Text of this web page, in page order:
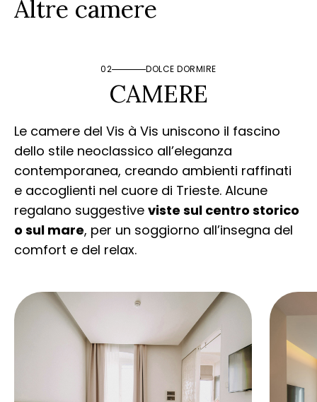
Altre camere
02 DOLCE DORMIRE
CAMERE
Le camere del Vis à Vis uniscono il fascino
dello stile neoclassico all’eleganza
contemporanea, creando ambienti raffinati
e accoglienti nel cuore di Trieste. Alcune
regalano suggestive viste sul centro storico
o sul mare, per un soggiorno all’insegna del
comfort e del relax.